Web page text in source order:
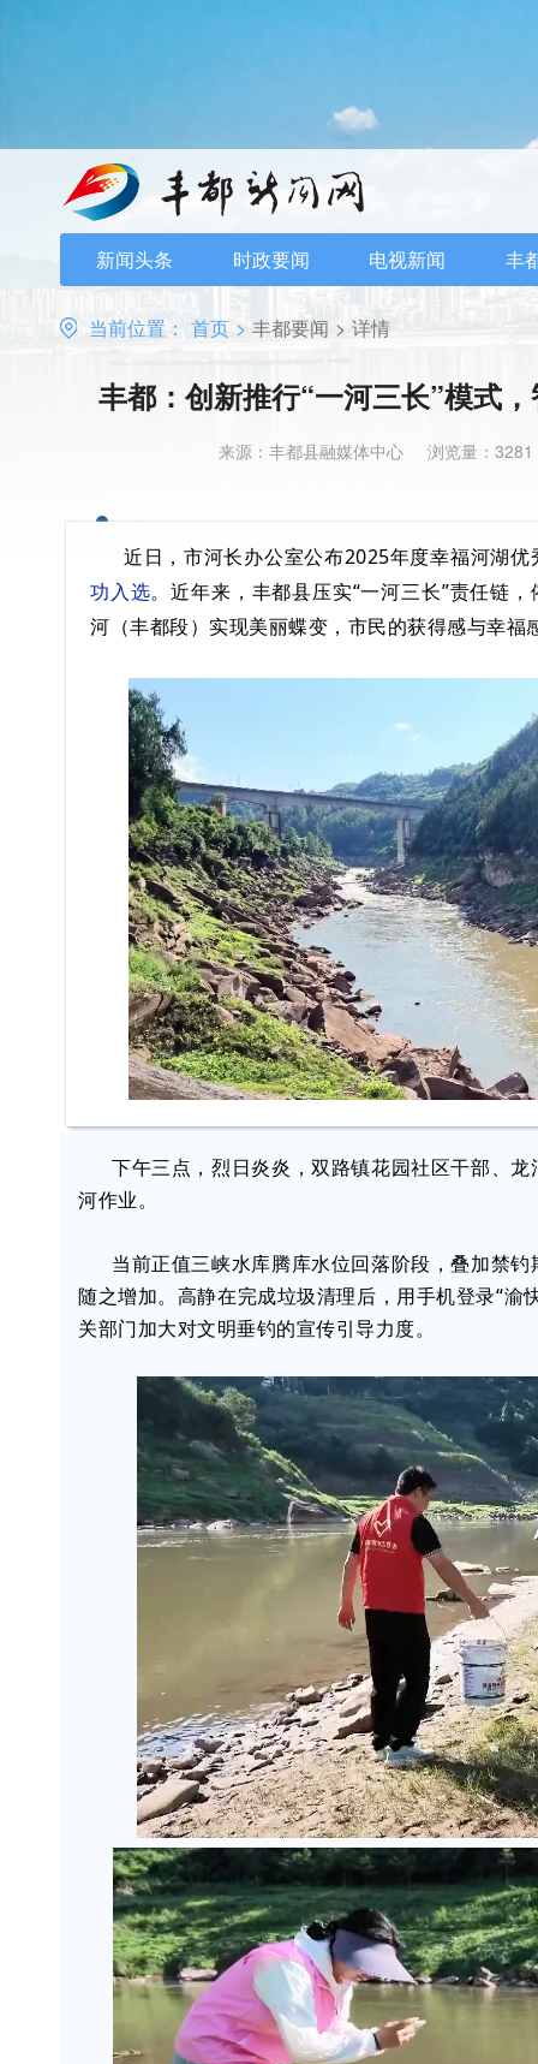
新闻头条 时政要闻 电视新闻 丰
当前位置： 首页 > 丰都要闻 > 详情
丰都：创新推行“一河三长”模式
来源：丰都县融媒体中心 浏览量：3281
近日，市河长办公室公布2025年度幸福河湖优
功入选。近年来，丰都县压实“一河三长”责任链
河（丰都段）实现美丽蝶变，市民的获得感与幸福
下午三点，烈日炎炎，双路镇花园社区干部、
河作业。
当前正值三峡水库腾库水位回落阶段，叠加禁
随之增加。高静在完成垃圾清理后，用手机登录“渝
关部门加大对文明垂钓的宣传引导力度。